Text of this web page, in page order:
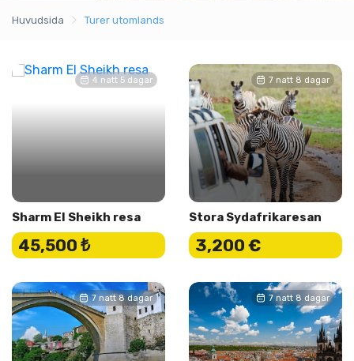
Huvudsida Turer utomlands
4 natt 5 dagar
Sharm El Sheikh resa
45,500 ₺
7 natt 8 dagar
Stora Sydafrikaresan
3,200 €
7 natt 8 dagar 7 natt 8 dagar